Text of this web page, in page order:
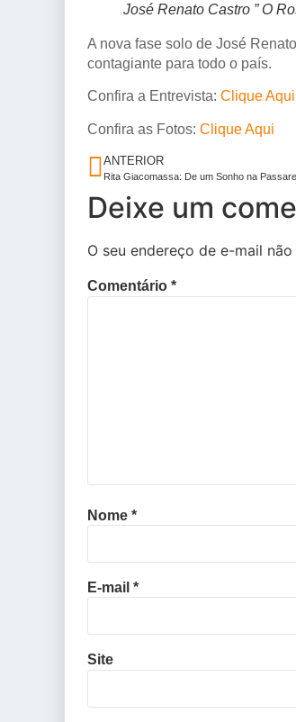
José Renato Castro ” O
A nova fase solo de José
contagiante para todo o país.
Confira a Entrevista: Clique Aqui
Confira as Fotos: Clique Aqui
ANTERIOR
Deixe um
O seu endereço de e-mail
Comentário *
Nome *
E-mail *
Site